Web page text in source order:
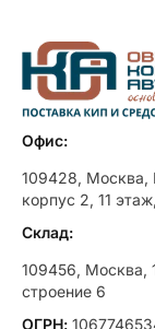
Офис:
109428, Москва,
корпус 2, 11
Склад:
109456, Москва,
строение 6
ОГРН: